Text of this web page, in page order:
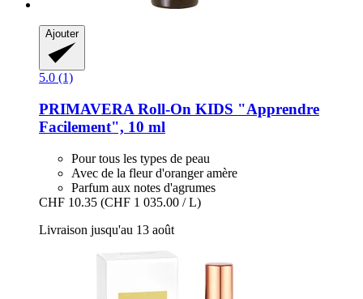
Ajouter
5.0 (1)
PRIMAVERA Roll-​On KIDS "Apprendre
Facilement", 10 ml
Pour tous les types de peau
Avec de la fleur d'oranger amère
Parfum aux notes d'agrumes
CHF 10.35 (CHF 1 035.00 / L)
Livraison jusqu'au 13 août